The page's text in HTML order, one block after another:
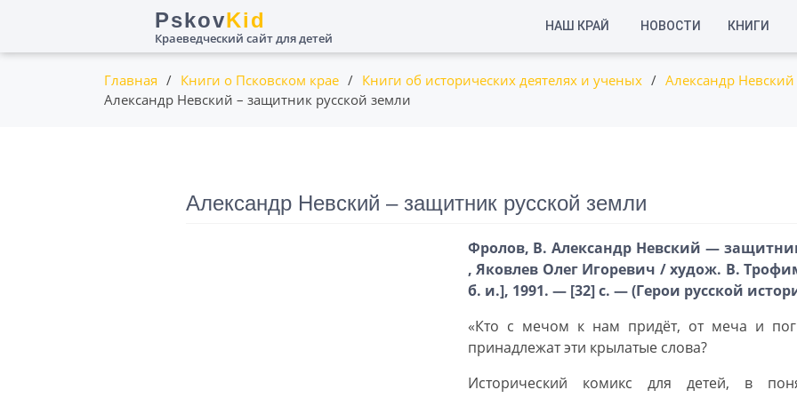
контента
PskovKid
Краеведческий сайт для детей
НАШ КРАЙ НОВОСТИ КНИГИ
Главная / Книги о Псковском крае / Книги об исторических деятелях и ученых / Александр Невский
Александр Невский – защитник русской земли
Александр Невский – защитник русской земли
Фролов, В. Александр Невский —
, Яковлев Олег Игоревич / худож. В.
б. и.], 1991. — [32] с. — (Герои русской
«Кто с мечом к нам придёт, от меча и
принадлежат эти крылатые слова?
Исторический комикс для детей, в